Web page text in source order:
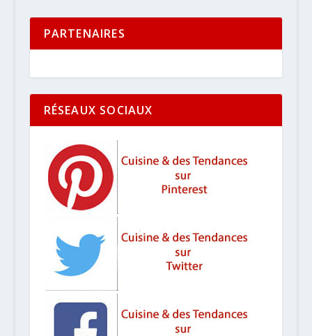
PARTENAIRES
RÉSEAUX SOCIAUX